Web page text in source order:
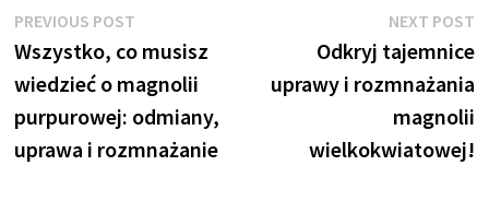
Nawigacja
wpisu
PREVIOUS POST
post:
Wszystko, co musisz
wiedzieć o magnolii
purpurowej: odmiany,
uprawa i rozmnażanie
NEXT POST
Odkryj tajemnice
uprawy i rozmnażania
magnolii
wielkokwiatowej!